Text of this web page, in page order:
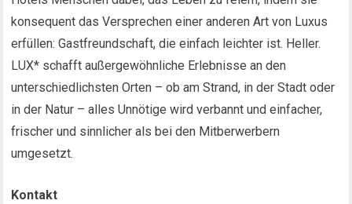
konsequent das Versprechen einer anderen Art von Luxus
erfüllen: Gastfreundschaft, die einfach leichter ist. Heller.
LUX* schafft außergewöhnliche Erlebnisse an den
unterschiedlichsten Orten – ob am Strand, in der Stadt oder
in der Natur – alles Unnötige wird verbannt und einfacher,
frischer und sinnlicher als bei den Mitberwerbern
umgesetzt.
Kontakt